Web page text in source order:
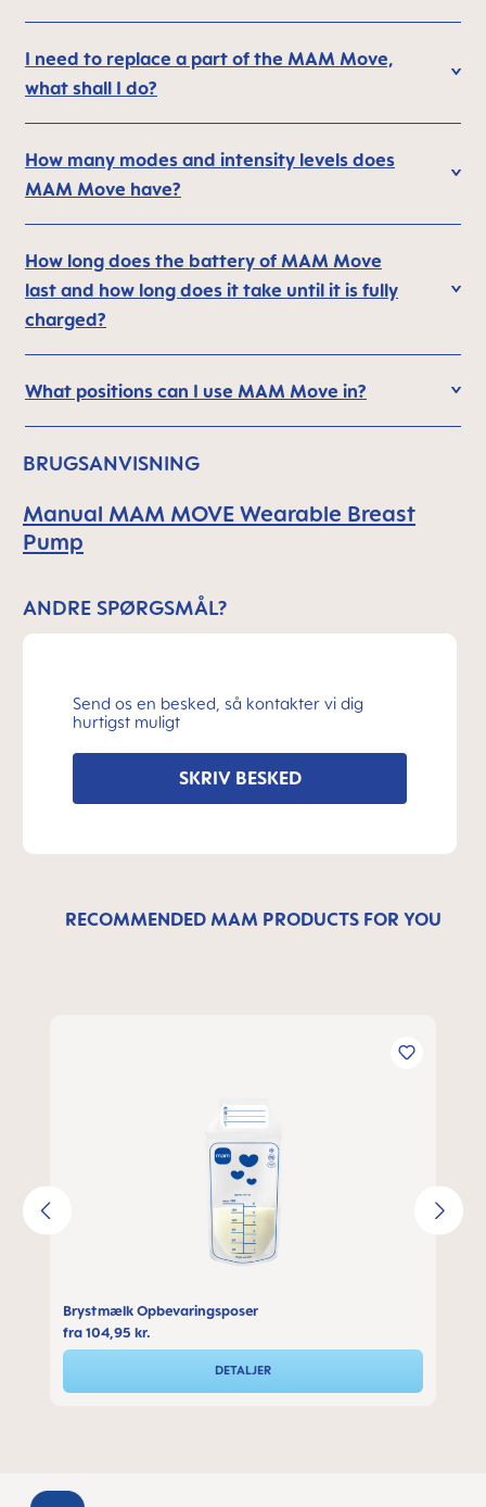
I need to replace a part of the MAM Move,
what shall I do?
How many modes and intensity levels does
MAM Move have?
How long does the battery of MAM Move
last and how long does it take until it is fully
charged?
What positions can I use MAM Move in?
BRUGSANVISNING
Manual MAM MOVE Wearable Breast
Pump
ANDRE SPØRGSMÅL?
Send os en besked, så kontakter vi dig
hurtigst muligt
SKRIV BESKED
RECOMMENDED MAM PRODUCTS FOR YOU
Brystmælk Opbevaringsposer
fra104,95 kr.
DETALJER